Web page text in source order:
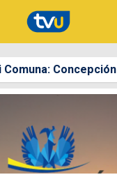
Concepción